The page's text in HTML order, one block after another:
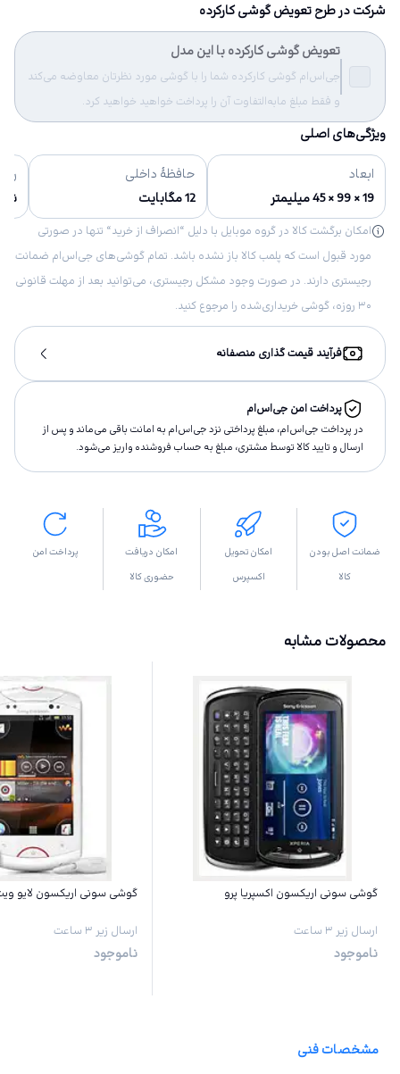
شرکت در طرح تعویض گوشی کارکرده
تعویض گوشی کارکرده با این مدل
جی‌اس‌ام گوشی کارکرده شما را با گوشی مورد نظرتان معاوضه می‌کند
و فقط مبلغ مابه‌التفاوت آن را پرداخت خواهید خواهید کرد.
ویژگی‌های اصلی
ابعاد
19 × 99 × 45 میلیمتر
حافظهٔ داخلی
12 مگابایت
امکان برگشت کالا در گروه موبایل با دلیل “انصراف از خرید“ تنها در صورتی
مورد قبول است که پلمب کالا باز نشده باشد. تمام گوشی‌های جی‌اس‌ام ضمانت
رجیستری دارند. در صورت وجود مشکل رجیستری، می‌توانید بعد از مهلت قانونی
۳۰ روزه، گوشی خریداری‌شده را مرجوع کنید.
فرآیند قیمت گذاری منصفانه
پرداخت امن جی‌اس‌ام
در پرداخت جی‌اس‌ام، مبلغ پرداختى نزد جی‌اس‌ام به امانت باقى مى‌ماند و پس از
ارسال و تاييد كالا توسط مشتری، مبلغ به حساب فروشنده واريز مى‌شود.
ضمانت اصل بودن
کالا
امکان تحویل
اکسپرس
امکان دریافت
حضوری کالا
پرداخت امن
محصولات مشابه
گوشی سونی اریکسون اکسپریا پرو
ارسال زیر ۳ ساعت
ناموجود
گوشی سونی اریکسون لایو
ارسال زیر ۳ ساعت
ناموجود
مشخصات فنی